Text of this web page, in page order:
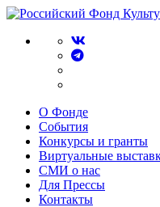
О Фонде
События
Конкурсы и гранты
Виртуальные
СМИ о нас
Для Прессы
Контакты